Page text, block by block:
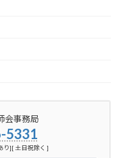
会事務局
5331
り][ 土日祝除く ]